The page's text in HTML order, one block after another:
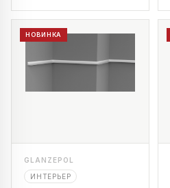
НОВИНКА
GLANZEPOL
ИНТЕРЬЕР